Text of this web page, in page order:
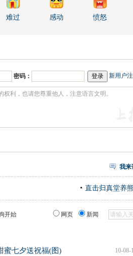
难过 感动 愤怒
密码： 新用户
我来
直击归真堂养
开始 网页 新闻
10-08-
蜜七夕送祝福(图)